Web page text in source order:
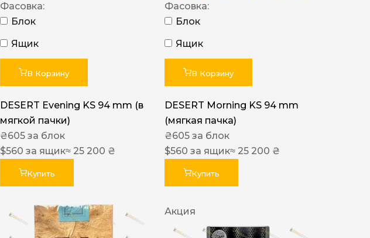
Фасовка:
Блок
Ящик
В Корзину
DESERT Evening KS 94 mm (в
мягкой пачки)
₴605 за блок
$560 за ящик≈ 25 200 ₴
Купить
Фасовка:
Блок
Ящик
В Корзину
DESERT Morning KS 94 mm
(мягкая пачка)
₴605 за блок
$560 за ящик≈ 25 200 ₴
Купить
Акция